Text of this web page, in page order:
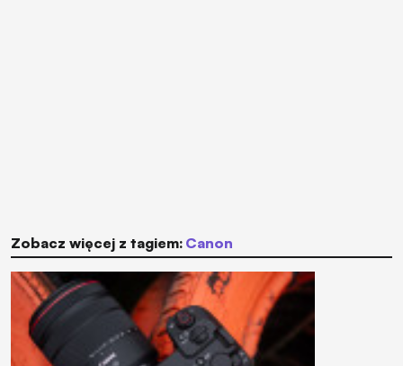
Zobacz więcej z tagiem: Canon